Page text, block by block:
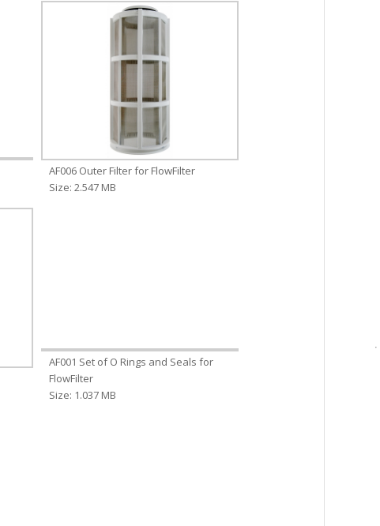
AF006 Outer Filter for FlowFilter
Size: 2.547 MB
AF001 Set of O Rings and Seals for
FlowFilter
Size: 1.037 MB